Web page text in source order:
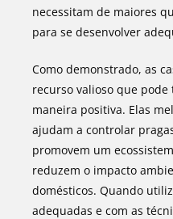
necessitam de maiores
para se desenvolver
Como demonstrado, as
recurso valioso que
maneira positiva. Elas
ajudam a controlar
promovem um
reduzem o impacto
domésticos. Quando
adequadas e com as